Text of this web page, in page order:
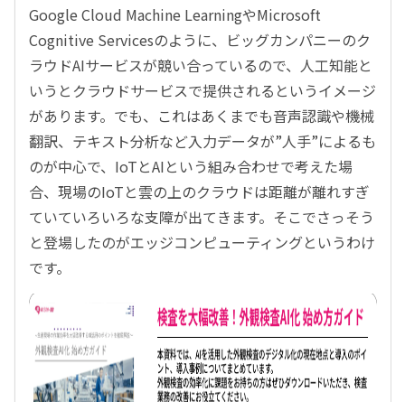
Google Cloud Machine LearningやMicrosoft
Cognitive Servicesのように、ビッグカンパニーのク
ラウドAIサービスが競い合っているので、人工知能と
いうとクラウドサービスで提供されるというイメージ
があります。でも、これはあくまでも音声認識や機械
翻訳、テキスト分析など入力データが”人手”によるも
のが中心で、IoTとAIという組み合わせで考えた場
合、現場のIoTと雲の上のクラウドは距離が離れすぎ
ていていろいろな支障が出てきます。そこでさっそう
と登場したのがエッジコンピューティングというわけ
です。